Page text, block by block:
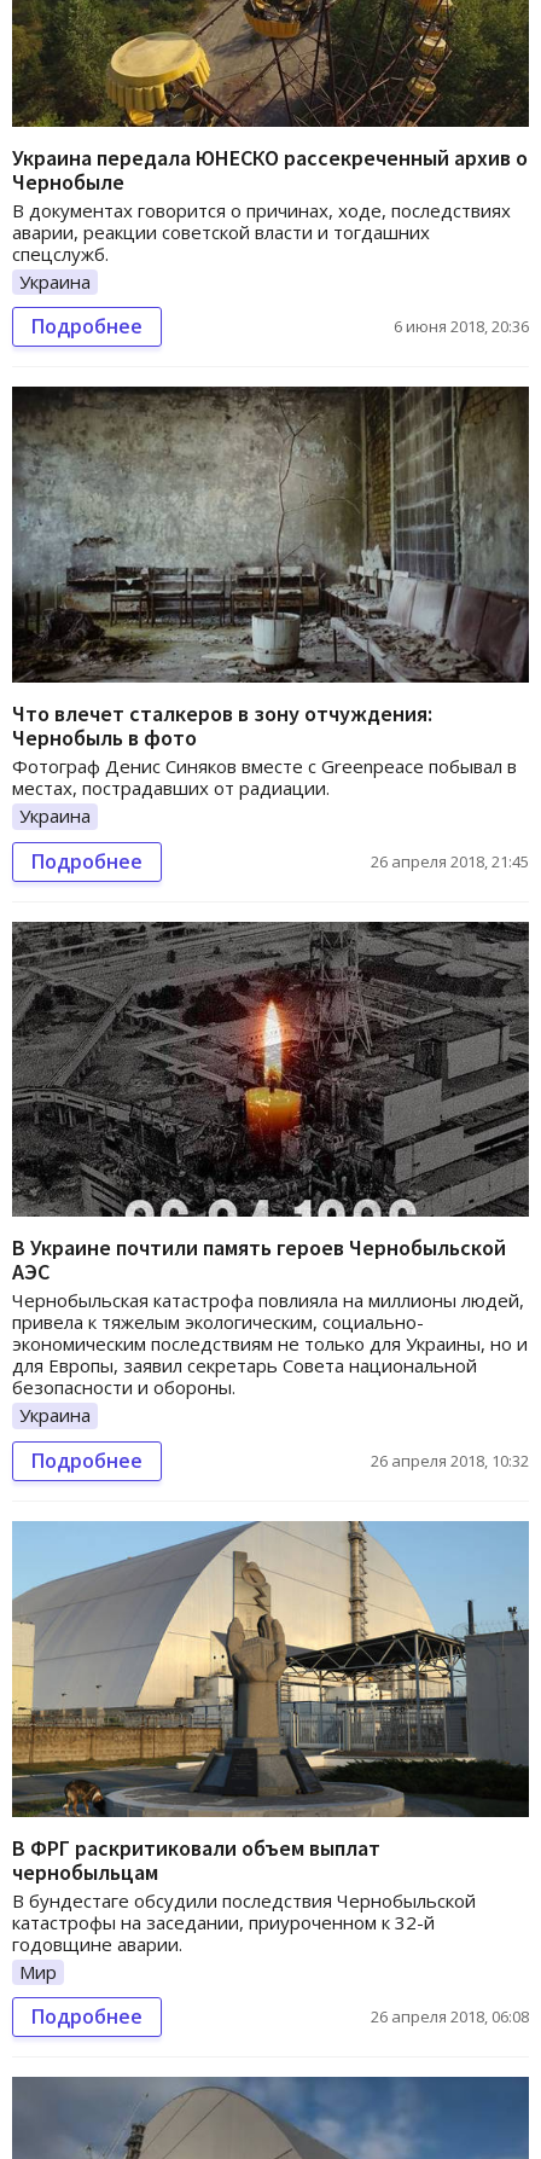
Украина передала ЮНЕСКО рассекреченный архив о
Чернобыле
В документах говорится о причинах, ходе, последствиях
аварии, реакции советской власти и тогдашних
спецслужб.
Украина
Подробнее 6 июня 2018, 20:36
Что влечет сталкеров в зону отчуждения:
Чернобыль в фото
Фотограф Денис Синяков вместе с Greenpeace побывал в
местах, пострадавших от радиации.
Украина
Подробнее 26 апреля 2018, 21:45
В Украине почтили память героев Чернобыльской
АЭС
Чернобыльская катастрофа повлияла на миллионы людей,
привела к тяжелым экологическим, социально-
экономическим последствиям не только для Украины, но и
для Европы, заявил секретарь Совета национальной
безопасности и обороны.
Украина
Подробнее 26 апреля 2018, 10:32
В ФРГ раскритиковали объем выплат
чернобыльцам
В бундестаге обсудили последствия Чернобыльской
катастрофы на заседании, приуроченном к 32-й
годовщине аварии.
Мир
Подробнее 26 апреля 2018, 06:08